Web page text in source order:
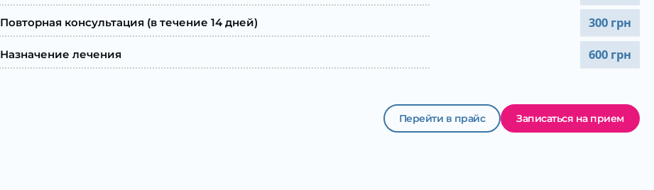
Повторная консультация (в течение 14 дней) 300 грн
Назначение лечения 600 грн
Перейти в прайс Записаться на прием